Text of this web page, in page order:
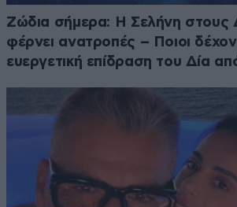
Ζώδια σήμερα: Η Σελήνη στους
φέρνει ανατροπές – Ποιοι
ευεργετική επίδραση του Δία